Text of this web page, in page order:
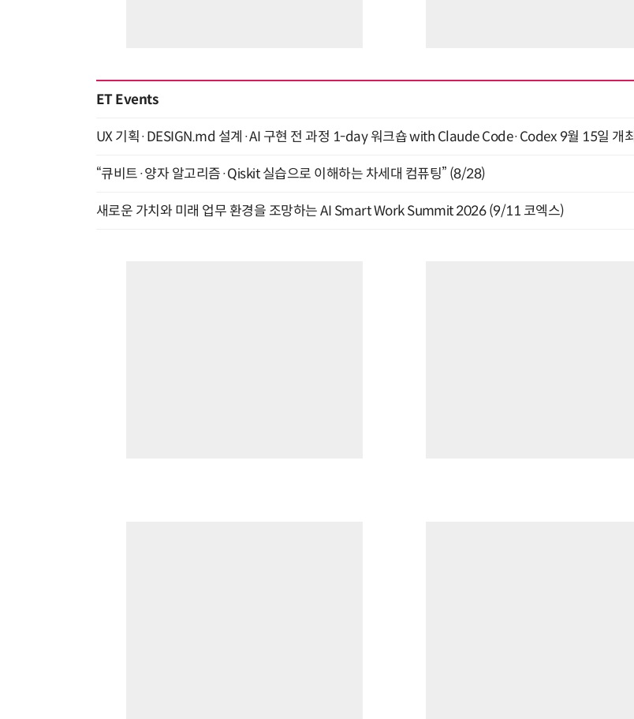
ET Events
UX 기획·DESIGN.md 설계·AI 구현 전 과정 1-day 워크숍 with Claude Code·Codex 9월 15일 개최
“큐비트·양자 알고리즘·Qiskit 실습으로 이해하는 차세대 컴퓨팅” (8/28)
새로운 가치와 미래 업무 환경을 조망하는 AI Smart Work Summit 2026 (9/11 코엑스)